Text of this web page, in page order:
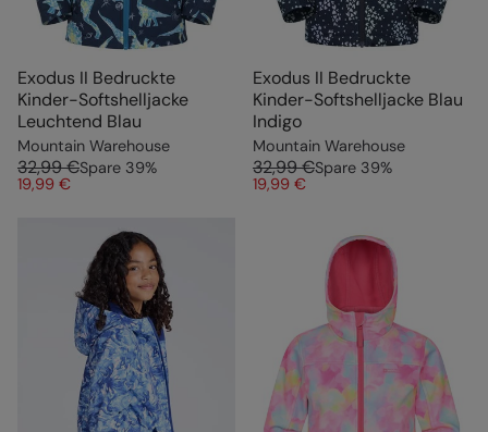
Exodus II Bedruckte
Kinder-Softshelljacke
Leuchtend Blau
Mountain Warehouse
32,99 €Spare 39%
19,99 €
Exodus II Bedruckte
Kinder-Softshelljacke Blau
Indigo
Mountain Warehouse
32,99 €Spare 39%
19,99 €